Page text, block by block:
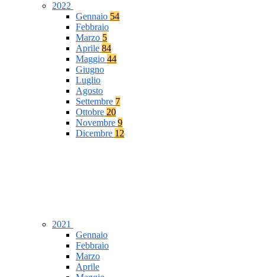
2022
Gennaio 54
Febbraio
Marzo 5
Aprile 84
Maggio 44
Giugno
Luglio
Agosto
Settembre 7
Ottobre 20
Novembre 9
Dicembre 12
2021
Gennaio
Febbraio
Marzo
Aprile